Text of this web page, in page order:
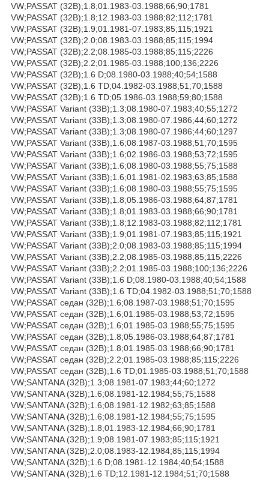
VW;PASSAT (32B);1.8;01.1983-03.1988;66;90;1781
VW;PASSAT (32B);1.8;12.1983-03.1988;82;112;1781
VW;PASSAT (32B);1.9;01.1981-07.1983;85;115;1921
VW;PASSAT (32B);2.0;08.1983-03.1988;85;115;1994
VW;PASSAT (32B);2.2;08.1985-03.1988;85;115;2226
VW;PASSAT (32B);2.2;01.1985-03.1988;100;136;2226
VW;PASSAT (32B);1.6 D;08.1980-03.1988;40;54;1588
VW;PASSAT (32B);1.6 TD;04.1982-03.1988;51;70;1588
VW;PASSAT (32B);1.6 TD;05.1986-03.1988;59;80;1588
VW;PASSAT Variant (33B);1.3;08.1980-07.1983;40;55;1272
VW;PASSAT Variant (33B);1.3;08.1980-07.1986;44;60;1272
VW;PASSAT Variant (33B);1.3;08.1980-07.1986;44;60;1297
VW;PASSAT Variant (33B);1.6;08.1987-03.1988;51;70;1595
VW;PASSAT Variant (33B);1.6;02.1986-03.1988;53;72;1595
VW;PASSAT Variant (33B);1.6;08.1980-03.1988;55;75;1588
VW;PASSAT Variant (33B);1.6;01.1981-02.1983;63;85;1588
VW;PASSAT Variant (33B);1.6;08.1980-03.1988;55;75;1595
VW;PASSAT Variant (33B);1.8;05.1986-03.1988;64;87;1781
VW;PASSAT Variant (33B);1.8;01.1983-03.1988;66;90;1781
VW;PASSAT Variant (33B);1.8;12.1983-03.1988;82;112;1781
VW;PASSAT Variant (33B);1.9;01.1981-07.1983;85;115;1921
VW;PASSAT Variant (33B);2.0;08.1983-03.1988;85;115;1994
VW;PASSAT Variant (33B);2.2;08.1985-03.1988;85;115;2226
VW;PASSAT Variant (33B);2.2;01.1985-03.1988;100;136;2226
VW;PASSAT Variant (33B);1.6 D;08.1980-03.1988;40;54;1588
VW;PASSAT Variant (33B);1.6 TD;04.1982-03.1988;51;70;1588
VW;PASSAT седан (32B);1.6;08.1987-03.1988;51;70;1595
VW;PASSAT седан (32B);1.6;01.1985-03.1988;53;72;1595
VW;PASSAT седан (32B);1.6;01.1985-03.1988;55;75;1595
VW;PASSAT седан (32B);1.8;05.1986-03.1988;64;87;1781
VW;PASSAT седан (32B);1.8;01.1985-03.1988;66;90;1781
VW;PASSAT седан (32B);2.2;01.1985-03.1988;85;115;2226
VW;PASSAT седан (32B);1.6 TD;01.1985-03.1988;51;70;1588
VW;SANTANA (32B);1.3;08.1981-07.1983;44;60;1272
VW;SANTANA (32B);1.6;08.1981-12.1984;55;75;1588
VW;SANTANA (32B);1.6;08.1981-12.1982;63;85;1588
VW;SANTANA (32B);1.6;08.1981-12.1984;55;75;1595
VW;SANTANA (32B);1.8;01.1983-12.1984;66;90;1781
VW;SANTANA (32B);1.9;08.1981-07.1983;85;115;1921
VW;SANTANA (32B);2.0;08.1983-12.1984;85;115;1994
VW;SANTANA (32B);1.6 D;08.1981-12.1984;40;54;1588
VW;SANTANA (32B);1.6 TD;12.1981-12.1984;51;70;1588